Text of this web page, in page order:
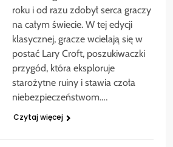
roku i od razu zdobył serca graczy
na całym świecie. W tej edycji
klasycznej, gracze wcielają się w
postać Lary Croft, poszukiwaczki
przygód, która eksploruje
starożytne ruiny i stawia czoła
niebezpieczeństwom….
Czytaj więcej